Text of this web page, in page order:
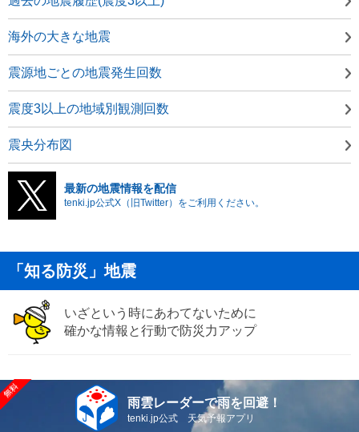
海外の大きな地震
震源地ごとの地震発生回数
震度3以上の地域別観測回数
震央分布図
最新の地震情報を配信
tenki.jp公式X（旧Twitter）をご利用ください。
「知る防災」地震
いざという時にあわてないために
確かな情報と行動で防災力アップ
雨雲レーダーで雨を回避！
tenki.jp公式 天気予報アプリ